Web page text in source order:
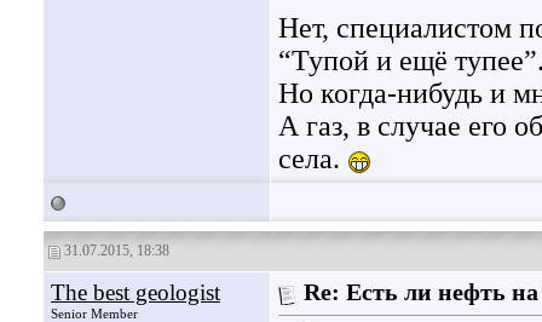
Нет, специалистом
“Тупой и ещё
Но когда-нибудь и
А газ, в случае его
села.
31.07.2015, 18:38
The best geologist
Senior Member
Re: Есть ли нефть на